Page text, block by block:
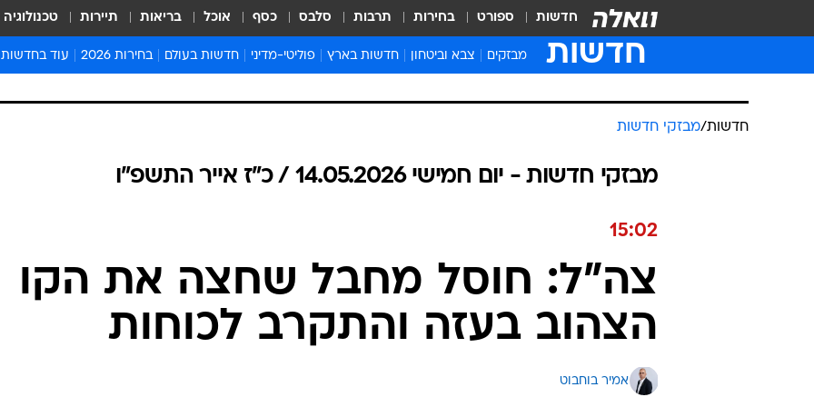
חדשות ספורט בחירות תרבות סלבס כסף אוכל בריאות תיירות טכנולוגיה
חדשות מבזקים צבא וביטחון חדשות בארץ
ישראלים בחו"ל
פוליטי-מדיני חדשות בעולם
אסיה והפסיפיק
בחירות 2026 עוד בחדשות
זמני כניסת
חדשות/מבזקי חדשות
מבזקי חדשות - יום חמישי 14.05.2026 / כ״ז אייר התשפ"ו
15:02
צה"ל: חוסל מחבל שחצה את הקו
הצהוב בעזה והתקרב לכוחות
אמיר בוחבוט